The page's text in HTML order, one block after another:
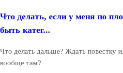
Что делать, если у меня по
быть катег...
Что делать дальше? Ждать повестку
вообще там?